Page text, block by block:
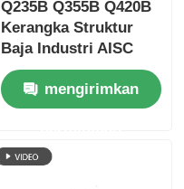
Q235B Q355B Q420B
Kerangka Struktur
Baja Industri AISC
Standar Custom
mengirimkan